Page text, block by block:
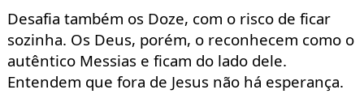
Desafia também os Doze, com o risco de ficar
sozinha. Os Deus, porém, o reconhecem como o
autêntico Messias e ficam do lado dele.
Entendem que fora de Jesus não há esperança.